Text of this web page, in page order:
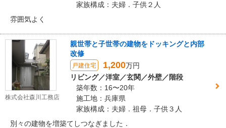
家族構成：夫婦．子供２人
雰囲気よく
株式会社森川工務店
親世帯と子世帯の建物をドッキングと内部
改修
戸建住宅 1,200万円
リビング／洋室／玄関／外壁／階段
築年数：16〜20年
施工地：兵庫県
家族構成：夫婦．祖母．子供３人
別々の建物を増築てしつなぎました．